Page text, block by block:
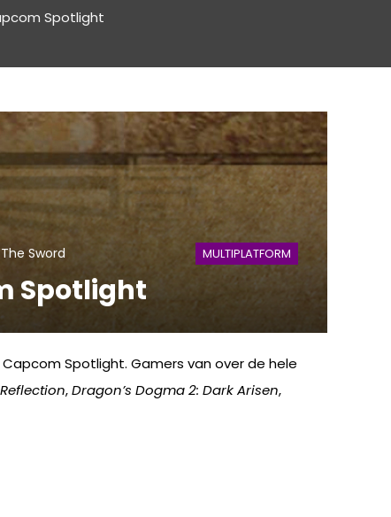
Spotlight
MULTIPLATFORM
Sword
Spotlight
Spotlight. Gamers van over de hele
,Dragon’s Dogma 2: Dark Arisen,